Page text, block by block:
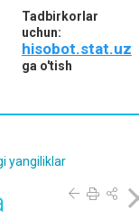
Tadbirkorlar
uchun:
hisobot.stat.uz
ga o'tish
yangiliklar